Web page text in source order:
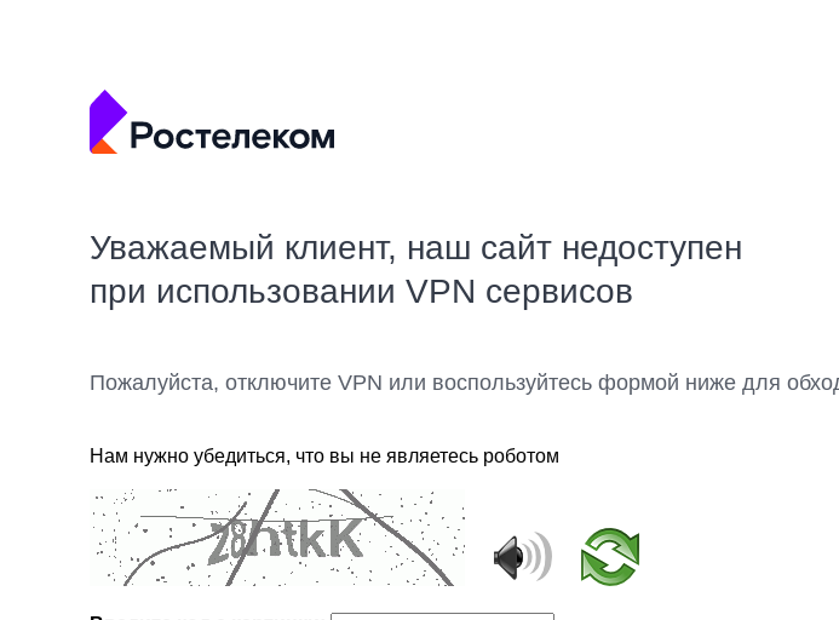
Уважаемый клиент, наш сайт недоступен
при использовании VPN сервисов
Пожалуйста, отключите VPN или воспользуйтесь формой ниже для
Нам нужно убедиться, что вы не являетесь роботом